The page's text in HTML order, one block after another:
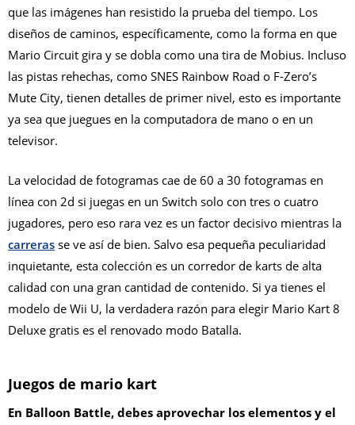
que las imágenes han resistido la prueba del tiempo. Los
diseños de caminos, específicamente, como la forma en que
Mario Circuit gira y se dobla como una tira de Mobius. Incluso
las pistas rehechas, como SNES Rainbow Road o F-Zero’s
Mute City, tienen detalles de primer nivel, esto es importante
ya sea que juegues en la computadora de mano o en un
televisor.
La velocidad de fotogramas cae de 60 a 30 fotogramas en
línea con 2d si juegas en un Switch solo con tres o cuatro
jugadores, pero eso rara vez es un factor decisivo mientras la
carreras se ve así de bien. Salvo esa pequeña peculiaridad
inquietante, esta colección es un corredor de karts de alta
calidad con una gran cantidad de contenido. Si ya tienes el
modelo de Wii U, la verdadera razón para elegir Mario Kart 8
Deluxe gratis es el renovado modo Batalla.
Juegos de mario kart
En Balloon Battle, debes aprovechar los elementos y el